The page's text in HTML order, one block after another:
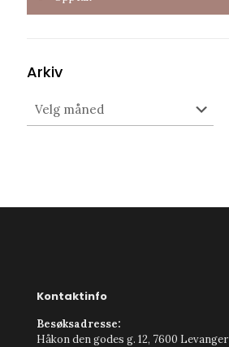
Arkiv
Kontaktinfo
Besøksadresse:
Håkon den godes g. 12, 7600 Levanger